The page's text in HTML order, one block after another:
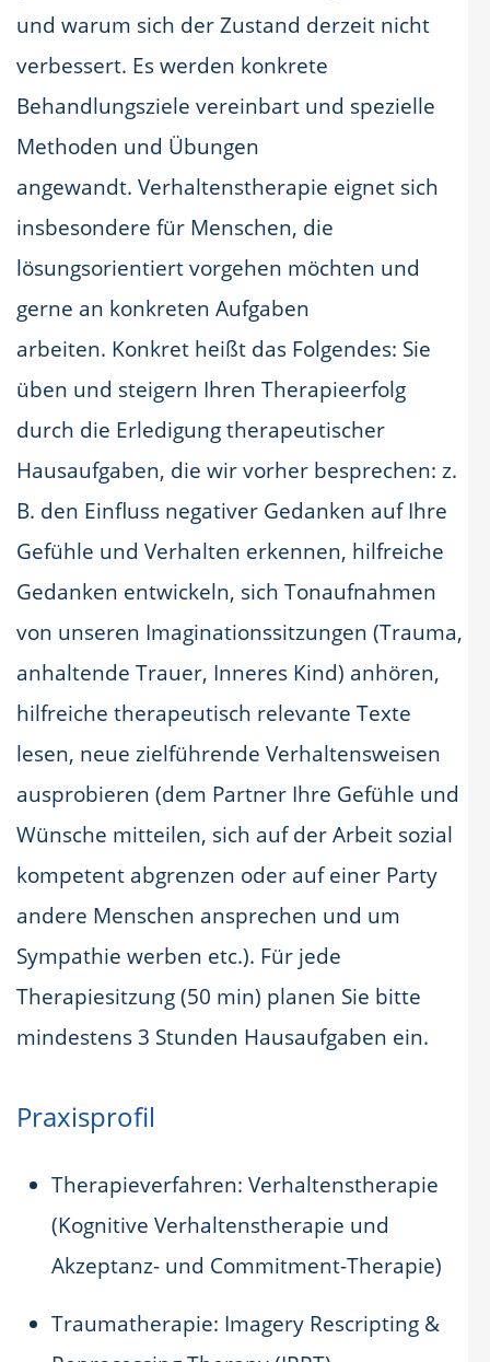
und warum sich der Zustand derzeit nicht
verbessert. Es werden konkrete
Behandlungsziele vereinbart und spezielle
Methoden und Übungen
angewandt. Verhaltenstherapie eignet sich
insbesondere für Menschen, die
lösungsorientiert vorgehen möchten und
gerne an konkreten Aufgaben
arbeiten. Konkret heißt das Folgendes: Sie
üben und steigern Ihren Therapieerfolg
durch die Erledigung therapeutischer
Hausaufgaben, die wir vorher besprechen: z.
B. den Einfluss negativer Gedanken auf Ihre
Gefühle und Verhalten erkennen, hilfreiche
Gedanken entwickeln, sich Tonaufnahmen
von unseren Imaginationssitzungen (Trauma,
anhaltende Trauer, Inneres Kind) anhören,
hilfreiche therapeutisch relevante Texte
lesen, neue zielführende Verhaltensweisen
ausprobieren (dem Partner Ihre Gefühle und
Wünsche mitteilen, sich auf der Arbeit sozial
kompetent abgrenzen oder auf einer Party
andere Menschen ansprechen und um
Sympathie werben etc.). Für jede
Therapiesitzung (50 min) planen Sie bitte
mindestens 3 Stunden Hausaufgaben ein.
Praxisprofil
Therapieverfahren: Verhaltenstherapie
(Kognitive Verhaltenstherapie und
Akzeptanz- und Commitment-Therapie)
Traumatherapie: Imagery Rescripting &